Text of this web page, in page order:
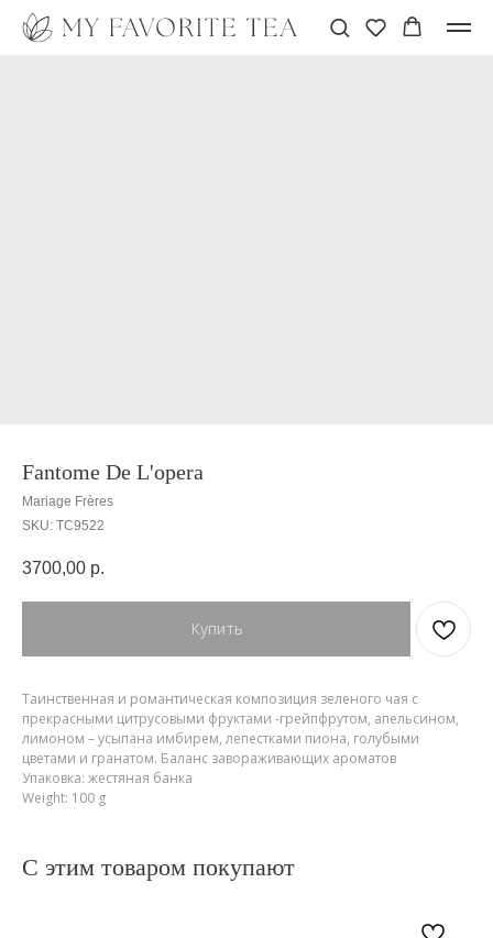
Fantome De L'opera
Mariage Frères
SKU: TC9522
3700,00 р.
Купить
Таинственная и романтическая композиция зеленого чая с
прекрасными цитрусовыми фруктами -грейпфрутом, апельсином,
лимоном – усыпана имбирем, лепестками пиона, голубыми
цветами и гранатом. Баланс завораживающих ароматов
Упаковка: жестяная банка
Weight: 100 g
С этим товаром покупают